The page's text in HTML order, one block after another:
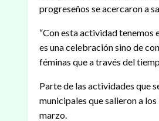
progreseños se acercaron a
“Con esta actividad tenemos
es una celebración sino de
féminas que a través del
Parte de las actividades que
municipales que salieron a
marzo.